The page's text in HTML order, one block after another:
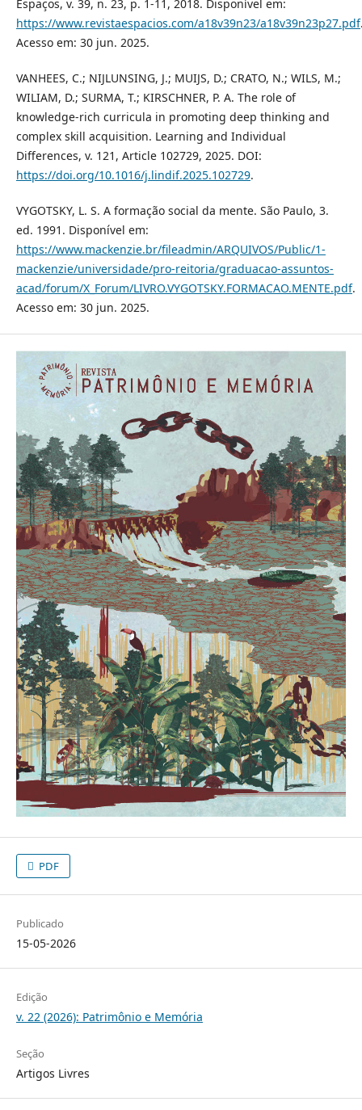
Espaços, v. 39, n. 23, p. 1-11, 2018. Disponível em:
https://www.revistaespacios.com/a18v39n23/a18v39n23p27.pdf
Acesso em: 30 jun. 2025.
VANHEES, C.; NIJLUNSING, J.; MUIJS, D.; CRATO, N.; WILS, M.;
WILIAM, D.; SURMA, T.; KIRSCHNER, P. A. The role of
knowledge-rich curricula in promoting deep thinking and
complex skill acquisition. Learning and Individual
Differences, v. 121, Article 102729, 2025. DOI:
https://doi.org/10.1016/j.lindif.2025.102729.
VYGOTSKY, L. S. A formação social da mente. São Paulo, 3.
ed. 1991. Disponível em:
https://www.mackenzie.br/fileadmin/ARQUIVOS/Public/1-
mackenzie/universidade/pro-reitoria/graduacao-assuntos-
acad/forum/X_Forum/LIVRO.VYGOTSKY.FORMACAO.MENTE.pdf.
Acesso em: 30 jun. 2025.
PDF
Publicado
15-05-2026
Edição
v. 22 (2026): Patrimônio e Memória
Seção
Artigos Livres